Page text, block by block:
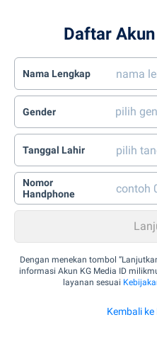
Daftar
Nama Lengkap
Gender
Tanggal Lahir
Nomor
Handphone
Dengan menekan tombol
informasi Akun KG Media ID
layanan sesuai
Kembali ke